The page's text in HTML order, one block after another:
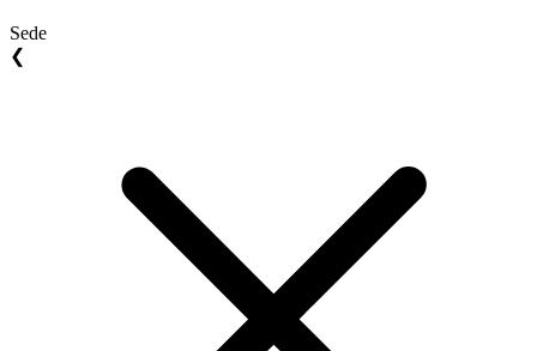
Sede
❮